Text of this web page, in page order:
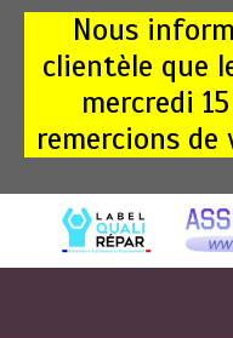
Aller
contenu
Nous
clientèle que
mercredi
remercions de